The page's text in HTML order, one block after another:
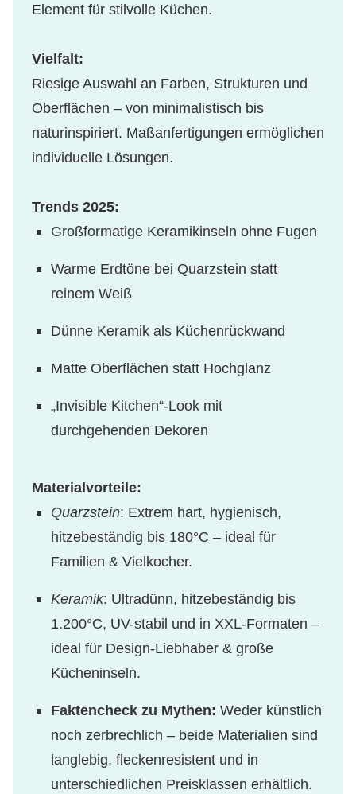
Element für stilvolle Küchen.
Vielfalt:
Riesige Auswahl an Farben, Strukturen und
Oberflächen – von minimalistisch bis
naturinspiriert. Maßanfertigungen ermöglichen
individuelle Lösungen.
Trends 2025:
Großformatige Keramikinseln ohne Fugen
Warme Erdtöne bei Quarzstein statt
reinem Weiß
Dünne Keramik als Küchenrückwand
Matte Oberflächen statt Hochglanz
„Invisible Kitchen“-Look mit
durchgehenden Dekoren
Materialvorteile:
Quarzstein: Extrem hart, hygienisch,
hitzebeständig bis 180°C – ideal für
Familien & Vielkocher.
Keramik: Ultradünn, hitzebeständig bis
1.200°C, UV-stabil und in XXL-Formaten –
ideal für Design-Liebhaber & große
Kücheninseln.
Faktencheck zu Mythen: Weder künstlich
noch zerbrechlich – beide Materialien sind
langlebig, fleckenresistent und in
unterschiedlichen Preisklassen erhältlich.